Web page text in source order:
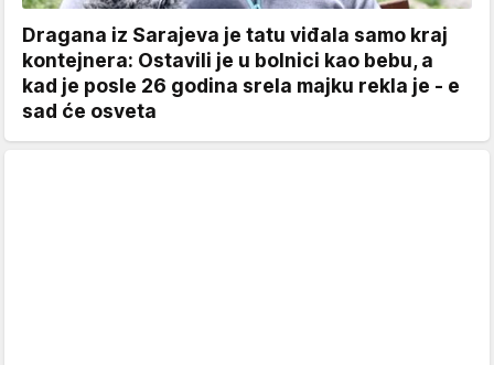
Dragana iz Sarajeva je tatu viđala samo kraj
kontejnera: Ostavili je u bolnici kao bebu, a
kad je posle 26 godina srela majku rekla je - e
sad će osveta